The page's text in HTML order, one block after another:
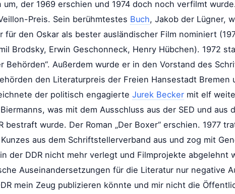
um, der 1969 erschien und 1974 doch noch verfilmt
Preis. Sein berühmtestes Buch, Jakob der Lügner,
für den Oskar als bester ausländischer Film nominiert
Brodsky, Erwin Geschonneck, Henry Hübchen). 1972
Behörden“. Außerdem wurde er in den Vorstand des
den Literaturpreis der Freien Hansestadt Bremen
der politisch engagierte Jurek Becker mit elf
Biermanns, was mit dem Ausschluss aus der SED und aus
bestraft wurde. Der Roman „Der Boxer“ erschien. 1977
aus dem Schriftstellerverband aus und zog mit
der DDR nicht mehr verlegt und Filmprojekte abgelehnt
Auseinandersetzungen für die Literatur nur negative
mein Zeug publizieren könnte und mir nicht die